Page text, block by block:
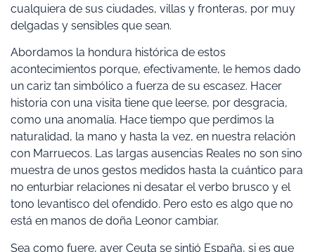
cualquiera de sus ciudades, villas y fronteras, por muy
delgadas y sensibles que sean.
Abordamos la hondura histórica de estos
acontecimientos porque, efectivamente, le hemos dado
un cariz tan simbólico a fuerza de su escasez. Hacer
historia con una visita tiene que leerse, por desgracia,
como una anomalía. Hace tiempo que perdimos la
naturalidad, la mano y hasta la vez, en nuestra relación
con Marruecos. Las largas ausencias Reales no son sino
muestra de unos gestos medidos hasta la cuántico para
no enturbiar relaciones ni desatar el verbo brusco y el
tono levantisco del ofendido. Pero esto es algo que no
está en manos de doña Leonor cambiar.
Sea como fuere, ayer Ceuta se sintió España, si es que